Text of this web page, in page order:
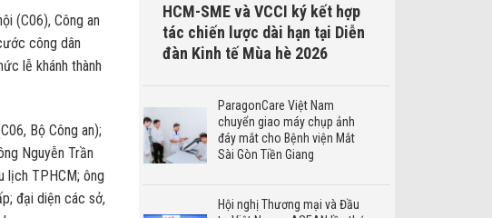
(C06), Công an
công dân
lễ khánh thành
Bộ Công an);
Nguyễn Trần
lịch TPHCM; ông
đại diện các sở,
HCM-SME và VCCI ký kết hợp
tác chiến lược dài hạn tại Diễn
đàn Kinh tế Mùa hè 2026
ParagonCare Việt Nam
chuyển giao máy chụp ảnh
đáy mắt cho Bệnh viện Mắt
Sài Gòn Tiền Giang
Hội nghị Thương mại và Đầu